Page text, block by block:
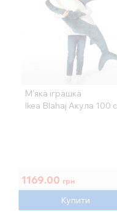
М'яка іграшка
Ikea Blahaj Акула 100
1169.00 грн
Купити